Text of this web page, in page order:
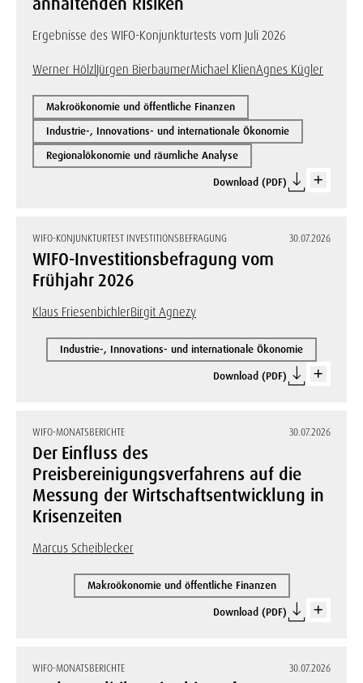
Ergebnisse des WIFO-Konjunkturtests vom Juli 2026
Werner HölzlJürgen BierbaumerMichael KlienAgnes Kügler
Makroökonomie und öffentliche Finanzen
Industrie-, Innovations- und internationale Ökonomie
Regionalökonomie und räumliche Analyse
Download (PDF)
WIFO-KONJUNKTURTEST INVESTITIONSBEFRAGUNG 30.07.2026
WIFO-Investitionsbefragung vom
Frühjahr 2026
Klaus FriesenbichlerBirgit Agnezy
Industrie-, Innovations- und internationale Ökonomie
Download (PDF)
WIFO-MONATSBERICHTE 30.07.2026
Der Einfluss des
Preisbereinigungsverfahrens auf die
Messung der Wirtschaftsentwicklung in
Krisenzeiten
Marcus Scheiblecker
Makroökonomie und öffentliche Finanzen
Download (PDF)
WIFO-MONATSBERICHTE 30.07.2026